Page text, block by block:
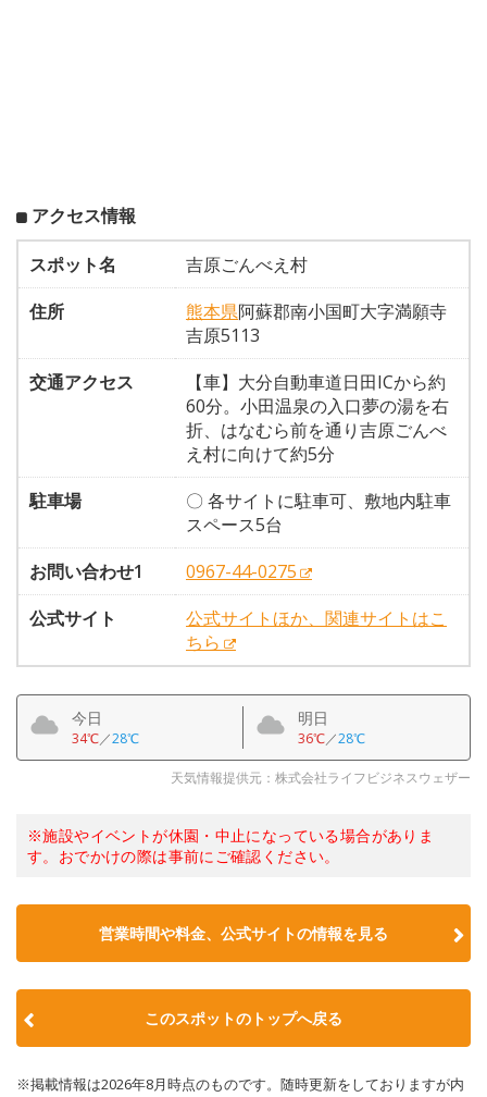
アクセス情報
スポット名
吉原ごんべえ村
住所
熊本県阿蘇郡南小国町大字満願寺
吉原5113
交通アクセス
【車】大分自動車道日田ICから約
60分。小田温泉の入口夢の湯を右
折、はなむら前を通り吉原ごんべ
え村に向けて約5分
駐車場
〇 各サイトに駐車可、敷地内駐車
スペース5台
お問い合わせ1
0967-44-0275
公式サイト
公式サイトほか、関連サイトはこ
ちら
今日
34℃／28℃
明日
36℃／28℃
天気情報提供元：株式会社ライフビジネスウェザー
※施設やイベントが休園・中止になっている場合がありま
す。おでかけの際は事前にご確認ください。
営業時間や料金、公式サイトの情報を見る
このスポットのトップへ戻る
※掲載情報は2026年8月時点のものです。随時更新をしておりますが内